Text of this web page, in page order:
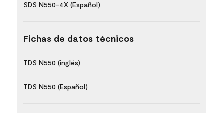
SDS N550-4X (Español)
Fichas de datos técnicos
TDS N550 (inglés)
TDS N550 (Español)